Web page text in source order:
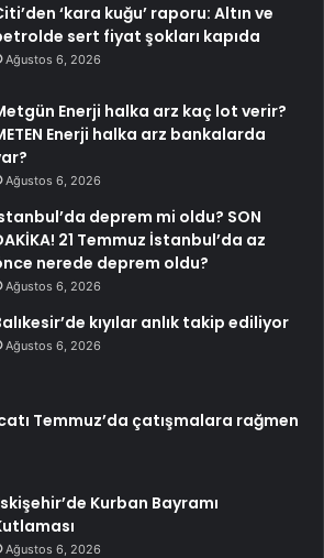
‘kara kuğu’ raporu: Altın ve
sert fiyat şokları kapıda
Ağustos 6, 2026
Enerji halka arz kaç lot verir?
Enerji halka arz bankalarda
Ağustos 6, 2026
deprem mi oldu? SON
21 Temmuz İstanbul’da az
nerede deprem oldu?
Ağustos 6, 2026
kıyılar anlık takip ediliyor
Ağustos 6, 2026
Temmuz’da çatışmalara rağmen
Kurban Bayramı
Ağustos 6, 2026